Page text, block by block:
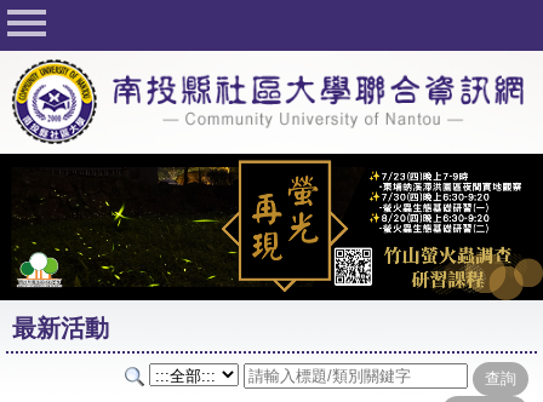
回首頁
關於社大
公佈欄
行事曆
最新活動
活動花絮
課程一覽表
志工與社團
最新活動